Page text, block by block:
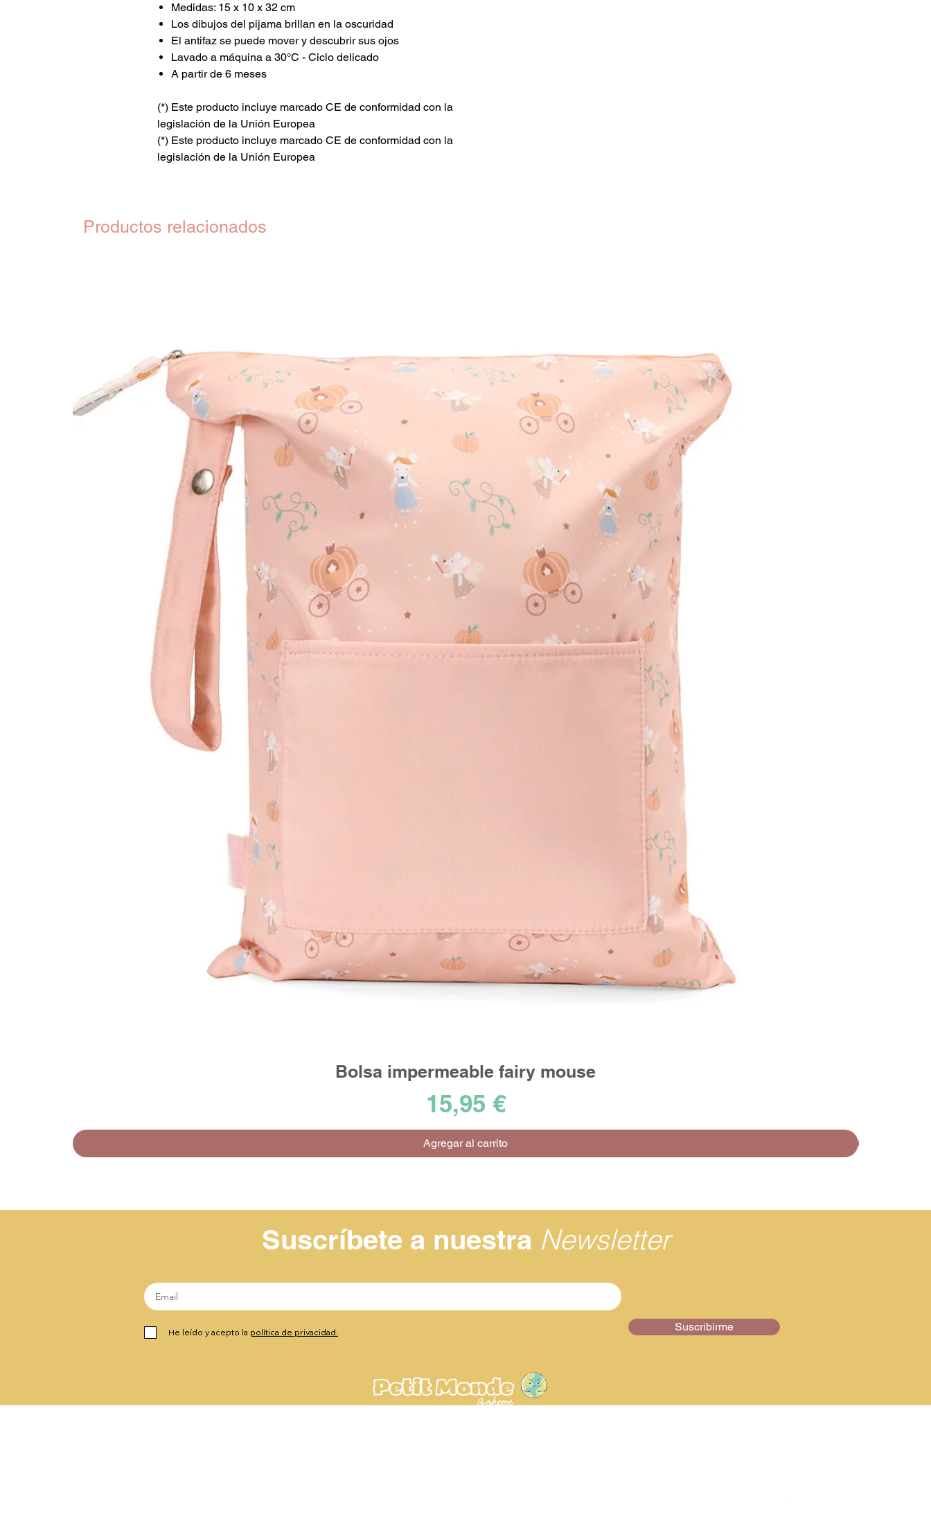
Medidas: 15 x 10 x 32 cm
Los dibujos del pijama brillan en la oscuridad
El antifaz se puede mover y descubrir sus ojos
Lavado a máquina a 30°C - Ciclo delicado
A partir de 6 meses
(*) Este producto incluye marcado CE de conformidad con la
legislación de la Unión Europea
(*) Este producto incluye marcado CE de conformidad con la
legislación de la Unión Europea
Productos relacionados
Vista rápida
Bolsa impermeable fairy mouse
Precio
15,95 €
Agregar al carrito
Suscríbete a nuestra Newsletter
He leído y acepto la política de privacidad. Suscribirme